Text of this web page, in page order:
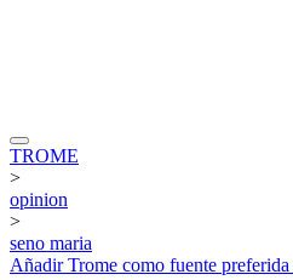
TROME
>
opinion
>
seno maria
AñadirTrome como fuente preferida